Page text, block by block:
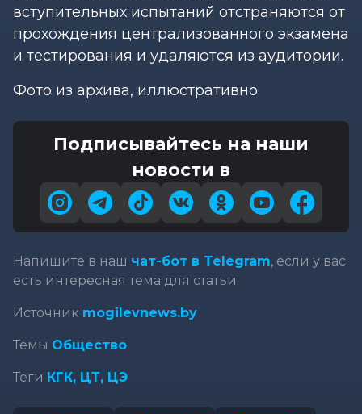
вступительных испытаний отстраняются от
прохождения централизованного экзамена
и тестирования и удаляются из аудитории.
Фото из архива, иллюстративно
Подписывайтесь на наши
новости в
Напишите в наш чат-бот в Telegram, если у вас
есть интересная тема для статьи.
Источник mogilevnews.by
Темы Общество
Теги КГК, ЦТ, ЦЭ